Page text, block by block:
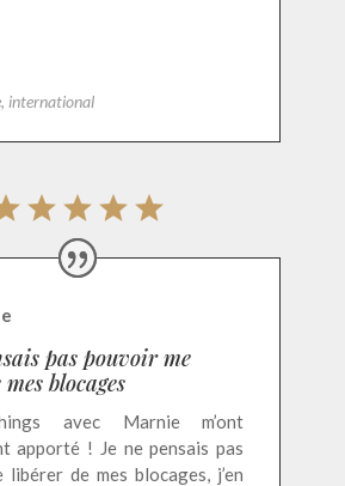
international
pas pouvoir me
blocages
avec Marnie m’ont
apporté ! Je ne pensais pas
libérer de mes blocages, j’en